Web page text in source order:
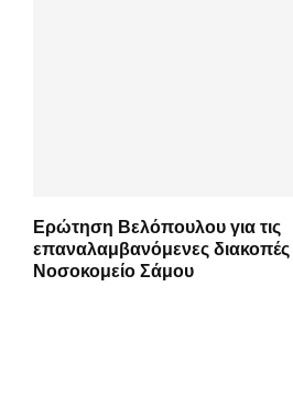
Ερώτηση Βελόπουλου για τις
επαναλαμβανόμενες
Νοσοκομείο Σάμου